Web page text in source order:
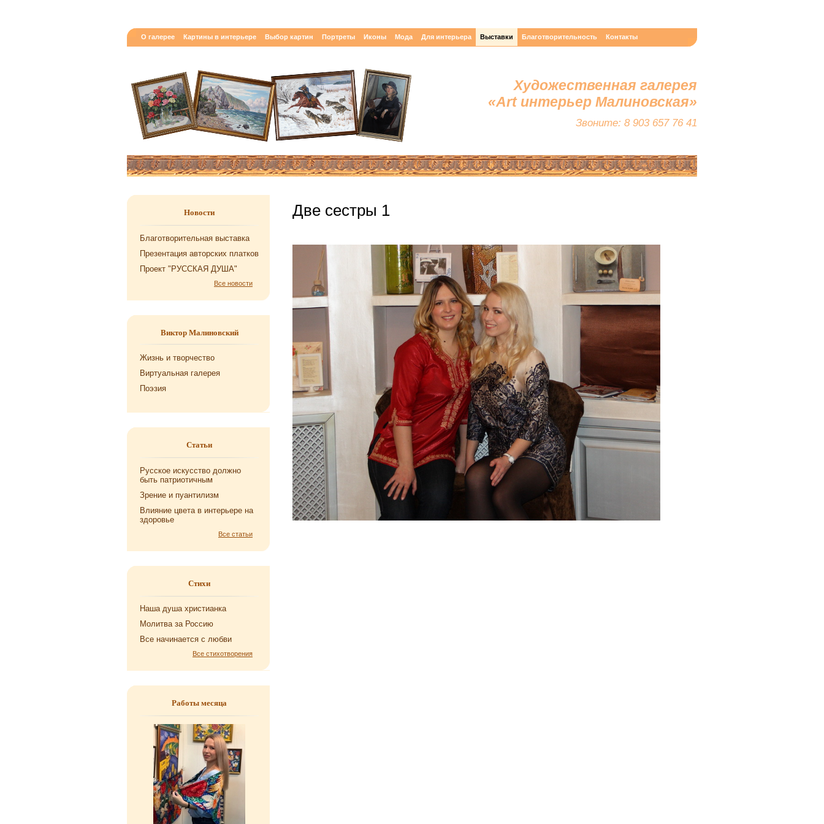
О галерее Картины в интерьере Выбор картин Портреты Иконы Мода Для интерьера Выставки Благотворительность Контакты
Художественная галерея
«Art интерьер Малиновская»
Звоните: 8 903 657 76 41
Новости
Благотворительная выставка
Презентация авторских платков
Проект "РУССКАЯ ДУША"
Все новости
Виктор Малиновский
Жизнь и творчество
Виртуальная галерея
Поэзия
Статьи
Русское искусство должно
быть патриотичным
Зрение и пуантилизм
Влияние цвета в интерьере на
здоровье
Все статьи
Стихи
Наша душа хри­сти­ан­ка
Мо­лит­ва за Рос­сию
Все на­чи­на­ет­ся с любви
Все стихотворения
Работы месяца
Две сестры 1